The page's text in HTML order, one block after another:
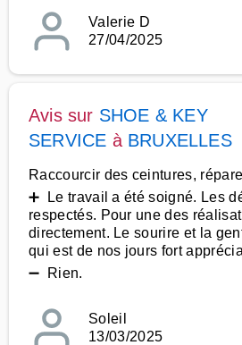
Valerie D
27/04/2025
Avis sur SHOE & KEY
SERVICE à BRUXELLES
Raccourcir des ceintures,
➕ Le travail a été soigné. Les
respectés. Pour une des
directement. Le sourire et la
qui est de nos jours fort
➖ Rien.
Soleil
13/03/2025